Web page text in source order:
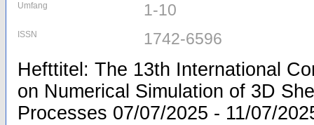
Umfang 1-10
ISSN 1742-6596
Hefttitel: The 13th International
on Numerical Simulation of 3D
Processes 07/07/2025 - 11/07/